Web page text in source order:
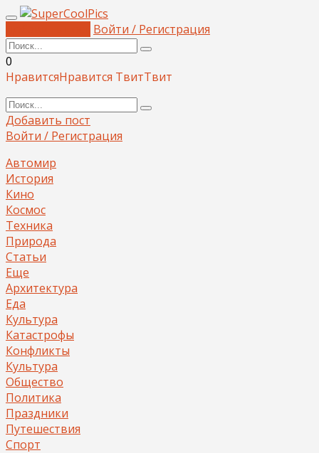
Войти / Регистрация
0
НравитсяНравится ТвитТвит
Добавить пост
Войти / Регистрация
Автомир
История
Кино
Космос
Техника
Природа
Статьи
Еще
Архитектура
Еда
Культура
Катастрофы
Конфликты
Культура
Общество
Политика
Праздники
Путешествия
Спорт